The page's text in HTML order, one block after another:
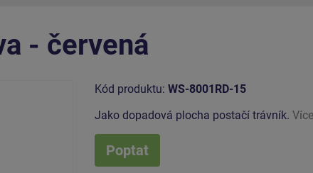
- červená
Kód produktu: WS-8001RD-15
Jako dopadová plocha postačí trávník.
Poptat